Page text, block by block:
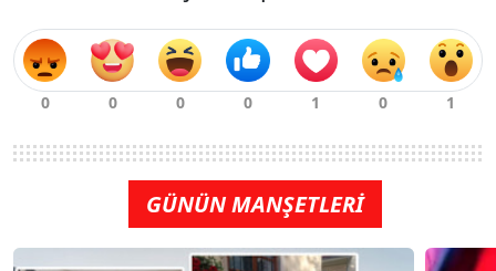
GÜNÜN MANŞETLERİ